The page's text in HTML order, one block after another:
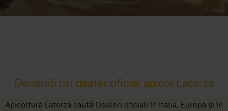
Deveniți un dealer oficial apicol Laterza
Apicoltura Laterza caută Dealeri oficiali în Italia, Europa și în